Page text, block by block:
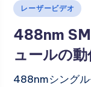
Posted
レーザービデオ
488nm
ュールの
488nmシング